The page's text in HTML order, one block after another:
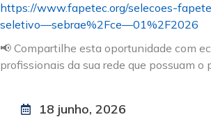
https://www.fapetec.org/selecoes-
seletivo—sebrae%2Fce—01%2F2026
📢 Compartilhe esta oportunidade com
profissionais da sua rede que possuam o
18 junho, 2026